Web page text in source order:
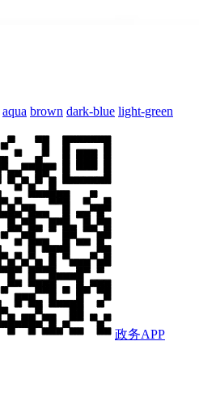
aqua brown dark-blue light-green
政务APP